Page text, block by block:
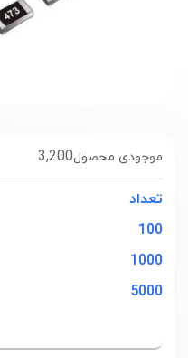
3,200موجودی محصول
تعداد
100
1000
5000